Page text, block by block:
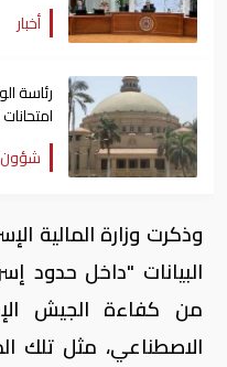
أخبار
رئاسة
شؤون
وذكرت وزارة المالية
البيانات "داخل حدود
من كفاءة الجيش
الاصطناعي، مثل تلك